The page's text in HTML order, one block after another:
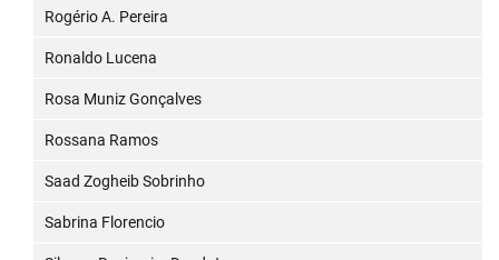
Rogério A. Pereira
Ronaldo Lucena
Rosa Muniz Gonçalves
Rossana Ramos
Saad Zogheib Sobrinho
Sabrina Florencio